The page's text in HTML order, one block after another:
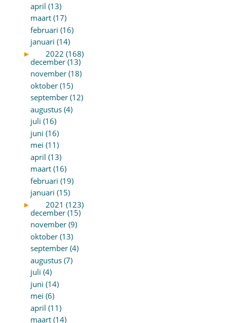
april (13)
maart (17)
februari (16)
januari (14)
►
2022 (168)
december (13)
november (18)
oktober (15)
september (12)
augustus (4)
juli (16)
juni (16)
mei (11)
april (13)
maart (16)
februari (19)
januari (15)
►
2021 (123)
december (15)
november (9)
oktober (13)
september (4)
augustus (7)
juli (4)
juni (14)
mei (6)
april (11)
maart (14)